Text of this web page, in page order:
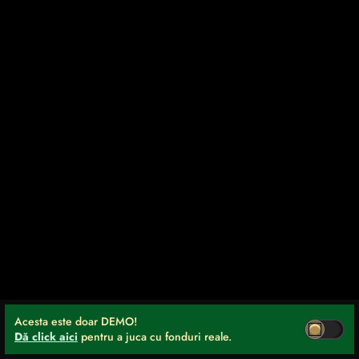
Acesta este doar DEMO!
Dă click aici pentru a juca cu fonduri reale.